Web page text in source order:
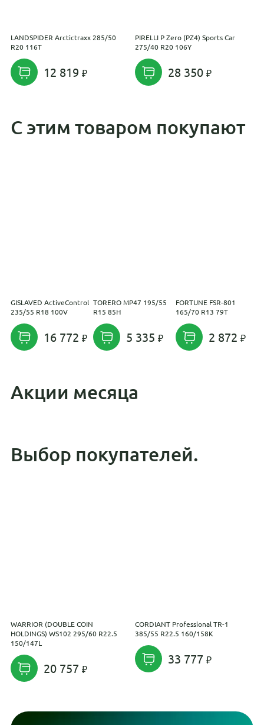
LANDSPIDER Arctictraxx 285/50
R20 116T
12 819
PIRELLI P Zero (PZ4) Sports Car
275/40 R20 106Y
28 350
С этим товаром покупают
GISLAVED ActiveControl
235/55 R18 100V
16 772
TORERO MP47 195/55
R15 85H
5 335
FORTUNE FSR-801
165/70 R13 79T
2 872
Акции месяца
Выбор покупателей.
WARRIOR (DOUBLE COIN
HOLDINGS) WS102 295/60 R22.5
150/147L
20 757
CORDIANT Professional TR-1
385/55 R22.5 160/158K
33 777